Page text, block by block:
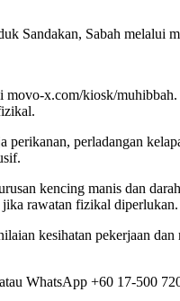
Sandakan, Sabah melalui
x.com/kiosk/
perikanan, perladangan
kencing manis dan
jika rawatan fizikal diperlukan.
kesihatan pekerjaan
WhatsApp +60 17-500